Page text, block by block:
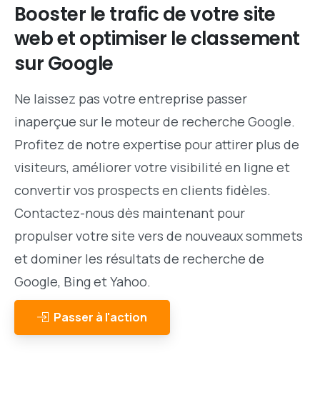
Booster letraficdevotresite
webetoptimiser leclassement
surGoogle
Ne laissez pas votre entreprise passer
inaperçue sur le moteur de recherche Google.
Profitez de notre expertise pour attirer plus de
visiteurs, améliorer votre visibilité en ligne et
convertir vos prospects en clients fidèles.
Contactez-nous dès maintenant pour
propulser votre site vers de nouveaux sommets
et dominer les résultats de recherche de
Google, Bing et Yahoo.
Passer à l'action